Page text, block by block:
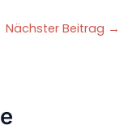
Nächster Beitrag →